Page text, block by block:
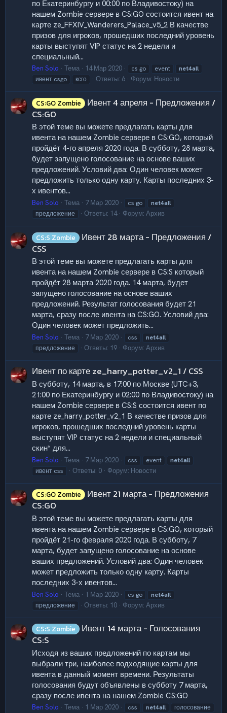
по Екатеринбургу и 00:00 по Владивостоку) на
нашем Zombie сервере в CS:GO состоится ивент на
карте ze_FFXIV_Wanderers_Palace_v5_2 В качестве
призов для игроков, прошедших последний уровень
карты выступят VIP статус на 2 недели и
специальный...
Ben Solo Тема 14 Мар 2020 cs go event
net4all
ивент csgo
ксго Ответы: 6 Форум: Новости
CS:GO Zombie
Ивент 4 апреля - Предложения /
CS:GO
В этой теме вы можете предлагать карты для
ивента на нашем Zombie сервере в CS:GO, который
пройдёт 4-го апреля 2020 года. В субботу, 28 марта,
будет запущено голосование на основе ваших
предложений. Условий два: Один человек может
предложить только одну карту. Карты последних 3-
х ивентов...
Ben Solo Тема 7 Мар 2020 cs go
net4all
предложение
Ответы: 14 Форум: Архив
CS:S Zombie
Ивент 28 марта - Предложения /
CSS
В этой теме вы можете предлагать карты для
ивента на нашем Zombie сервере в CS:S который
пройдёт 28 марта 2020 года. 14 марта, будет
запущено голосование на основе ваших
предложений. Результат голосования будет 21
марта, сразу после ивента на CS:GO. Условий два:
Один человек может предложить...
Ben Solo Тема 7 Мар 2020 css
net4all
предложение
Ответы: 19 Форум: Архив
Ивент по карте ze_harry_potter_v2_1 / CSS
В субботу, 14 марта, в 17:00 по Москве (UTC+3,
21:00 по Екатеринбургу и 02:00 по Владивостоку) на
нашем Zombie сервере в CS:S состоится ивент по
карте ze_harry_potter_v2_1 В качестве призов для
игроков, прошедших последний уровень карты
выступят VIP статус на 2 недели и специальный
скин* для...
Ben Solo Тема 7 Мар 2020 css event
net4all
ивент css
Ответы: 0 Форум: Новости
CS:GO Zombie
Ивент 21 марта - Предложения
CS:GO
В этой теме вы можете предлагать карты для
ивента на нашем Zombie сервере в CS:GO, который
пройдёт 21-го февраля 2020 года. В субботу, 7
марта, будет запущено голосование на основе
ваших предложений. Условий два: Один человек
может предложить только одну карту. Карты
последних 3-х ивентов...
Ben Solo Тема 1 Мар 2020 cs go
net4all
предложение
Ответы: 10 Форум: Архив
CS:S Zombie
Ивент 14 марта - Голосования
CS:S
Исходя из ваших предложений по картам мы
выбрали три, наиболее подходящие карты для
ивента в данный момент времени. Результаты
голосования будут объявлены в субботу 7 марта,
сразу после ивента на нашем Zombie CS:GO
Ben Solo Тема 1 Мар 2020 css net4all голосование